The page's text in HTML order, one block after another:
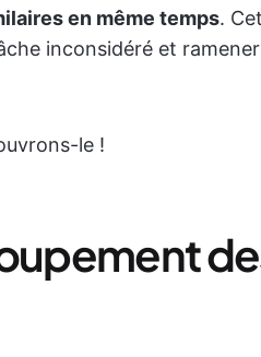
en même temps.
inconsidéré et
le !